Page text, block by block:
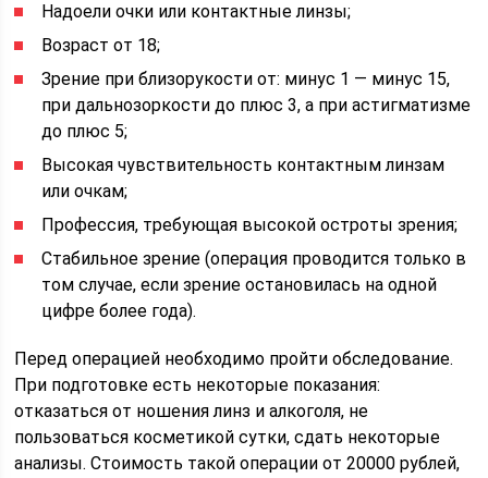
Надоели очки или контактные линзы;
Возраст от 18;
Зрение при близорукости от: минус 1 — минус 15,
при дальнозоркости до плюс 3, а при астигматизме
до плюс 5;
Высокая чувствительность контактным линзам
или очкам;
Профессия, требующая высокой остроты зрения;
Стабильное зрение (операция проводится только в
том случае, если зрение остановилась на одной
цифре более года).
Перед операцией необходимо пройти обследование.
При подготовке есть некоторые показания:
отказаться от ношения линз и алкоголя, не
пользоваться косметикой сутки, сдать некоторые
анализы. Стоимость такой операции от 20000 рублей,